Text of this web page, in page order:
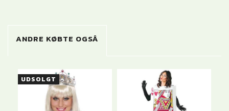
ANDRE KØBTE OGSÅ
UDSOLGT